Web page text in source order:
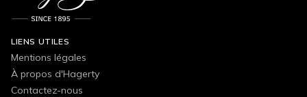
LIENS UTILES
Mentions légales
À propos d'Hagerty
Contactez-nous